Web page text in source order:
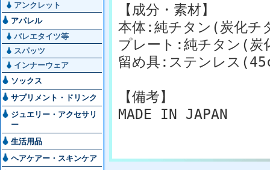
アンクレット
アパレル
バレエタイツ等
スパッツ
インナーウェア
ソックス
サプリメント・ドリンク
ジュエリー・アクセサリ
ー
生活用品
ヘアケアー・スキンケア
【成分・素材】
本体:純チタン(炭化チ
プレート:純チタン(炭
留め具:ステンレス
【備考】
MADE IN JAPAN